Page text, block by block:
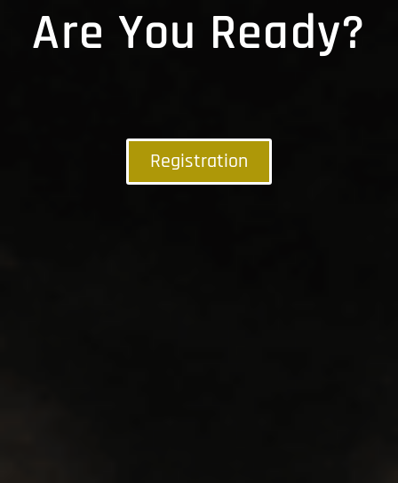
Are You Ready?
Registration